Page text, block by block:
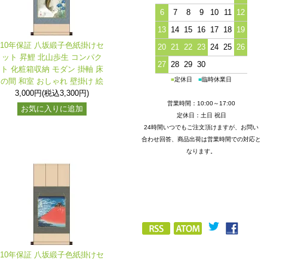
10年保証 八坂緞子色紙掛けセ
ット 昇鯉 北山歩生 コンパク
ト 化粧箱収納 モダン 掛軸 床
の間 和室 おしゃれ 壁掛け 絵
3,000円(税込3,300円)
お気に入りに追加
10年保証 八坂緞子色紙掛けセ
6
7 8 9 10 11
12
13 14 15 16 17 18 19
20 21 22 23 24 25 26
27 28 29 30
■定休日 ■臨時休業日
営業時間：10:00～17:00
定休日：土日 祝日
24時間いつでもご注文頂けますが、お問い
合わせ回答、商品出荷は営業時間での対応と
なります。